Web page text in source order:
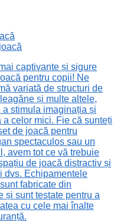
captivante și sigure
pentru copii! Ne
variată de structuri de
și multe altele,
stimula imaginația și
celor mici. Fie că sunteți
de joacă pentru
spectaculos sau un
avem tot ce vă trebuie
de joacă distractiv și
dvs. Echipamentele
fabricate din
și sunt testate pentru a
cu cele mai înalte